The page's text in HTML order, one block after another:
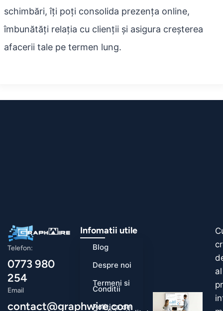
schimbări, îți poți consolida prezența online,
îmbunătăți relația cu clienții și asigura creșterea
afacerii tale pe termen lung.
Telefon:
0773 980
254
Email
contact@graphwire.com
Infomatii utile
Blog
Despre noi
Termeni si
Conditii
Politica de